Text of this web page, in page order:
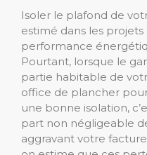
Isoler le plafond de
estimé dans les projets
performance
Pourtant, lorsque le
partie habitable de
office de plancher
une bonne isolation,
part non négligeable
aggravant votre